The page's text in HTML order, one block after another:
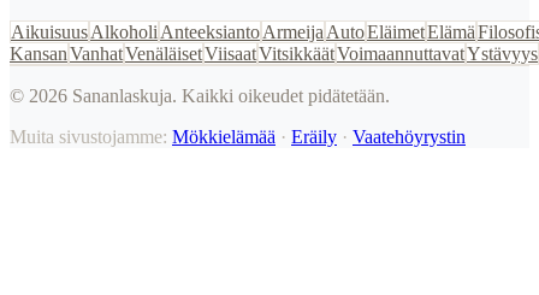
AikuisuusAlkoholi AnteeksiantoArmeija AutoEläimetElämä
KansanVanhatVenäläisetViisaatVitsikkäätVoimaannuttavatYstävyys
© 2026 Sananlaskuja. Kaikki oikeudet pidätetään.
Muita sivustojamme: Mökkielämää · Eräily · Vaatehöyrystin